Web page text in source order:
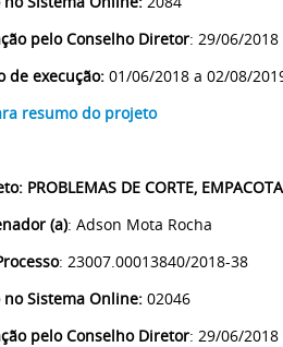
pelo Conselho Diretor: 29/06/2018
de execução: 01/06/2018 a 02/08/
resumo do projeto
: PROBLEMAS DE CORTE,
(a): Adson Mota Rocha
: 23007.00013840/2018-38
no Sistema Online: 02046
pelo Conselho Diretor: 29/06/2018